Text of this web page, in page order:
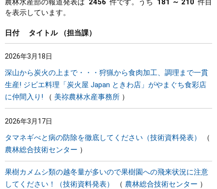
教育・文化・スポーツ
しごと・産業・観光
県政情報
農林水産部の報道発表は 2456 件です。うち 181 ～ 210 件目
を表示しています。
日付 タイトル 担当課
2026年3月18日
深山から炭火の上まで・・・狩猟から食肉加工、調理まで一貫
生産! ジビエ料理「炭火屋 Japan ときわ店」がやまぐち食彩店
に仲間入り!
美祢農林水産事務所
2026年3月17日
タマネギべと病の防除を徹底してください（技術資料発表）
農林総合技術センター
果樹カメムシ類の越冬量が多いので果樹園への飛来状況に注意
してください！（技術資料発表）
農林総合技術センター